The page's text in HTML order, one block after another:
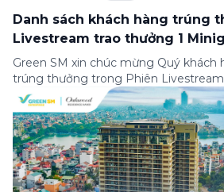
Danh sách khách hàng trúng
Livestream trao thưởng 1
cuộc vui”
Green SM xin chúc mừng Quý khách
trúng thưởng trong Phiên
Minigame “Giữ nhịp cuộc vui”, được
trên Fanpage và TikTok Green SM từ
04/08/2026. Phiên livestream đã diễn
theo dõi của đông […]